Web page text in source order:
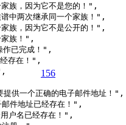
，因为它不是您的！",
两次继承同一个家族！",
，因为它不是公开的！",
族！",
已完成！",
存在！",
一个正确的电子邮件地址！",
地址已经存在！",
名已经存在！",
156